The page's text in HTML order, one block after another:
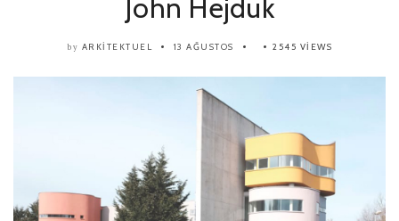
John Hejduk
by ARKITEKTUEL 13 AĞUSTOS 2545 VIEWS